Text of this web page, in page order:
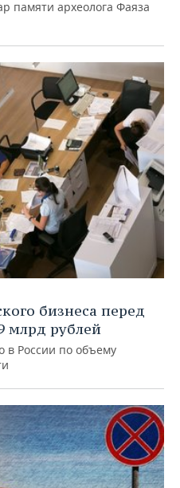
памяти археолога Фаяза
бизнеса перед
млрд рублей
в России по объему